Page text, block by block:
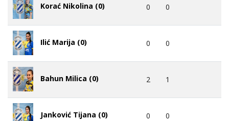
Korać Nikolina (0) 0 0
Ilić Marija (0) 0 0
Bahun Milica (0) 2 1
Janković Tijana (0) 0 0